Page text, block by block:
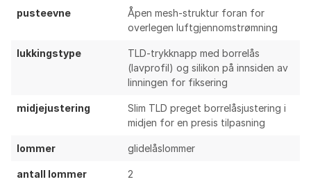
og kjølig, midjejusteringen er trygg, og designet
fungerer godt med knebeskyttere. Den har imidlertid
veis-stretchshortser, og begrenset værbeskyttelse.
Et godt valg for varme stiturer og daglig
terrengsykling; mindre egnet for vått vær eller røff
bikepark-kjøring hvor mer robuste alternativer er
Bruksområder & tips
Best egnet for terreng-, sti- og all-mountain-sykling i
pusteevne
Åpen mesh-struktur foran for
overlegen luftgjennomstrømning
lukkingstype
TLD-trykknapp med borrelås
(lavprofil) og silikon på innsiden av
linningen for fiksering
midjejustering
Slim TLD preget borrelåsjustering i
midjen for en presis tilpasning
lommer glidelåslommer
antall lommer 2